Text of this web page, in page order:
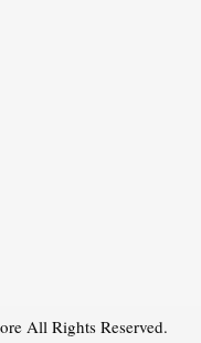
All Rights Reserved.